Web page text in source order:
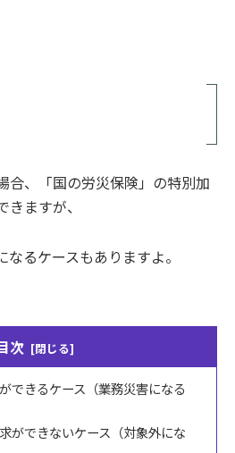
合、「国の労災保険」の特別加
ますが、
るケースもありますよ。
次
できるケース（業務災害になる
ができないケース（対象外にな